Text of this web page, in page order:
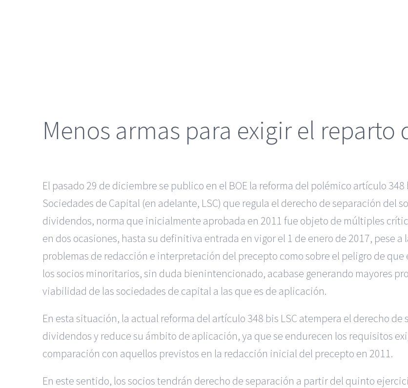
Menos armas para exigir el
El pasado 29 de diciembre se publico en el BOE la reforma del polémico artículo
Sociedades de Capital (en adelante, LSC) que regula el derecho de separación del
dividendos, norma que inicialmente aprobada en 2011 fue objeto de múltiples
en dos ocasiones, hasta su definitiva entrada en vigor el 1 de enero de 2017, pese
problemas de redacción e interpretación del precepto como sobre el peligro de
los socios minoritarios, sin duda bienintencionado, acabase generando mayores
viabilidad de las sociedades de capital a las que es de aplicación.
En esta situación, la actual reforma del artículo 348 bis LSC atempera el derecho
dividendos y reduce su ámbito de aplicación, ya que se endurecen los requisitos
comparación con aquellos previstos en la redacción inicial del precepto en 2011.
En este sentido, los socios tendrán derecho de separación a partir del quinto